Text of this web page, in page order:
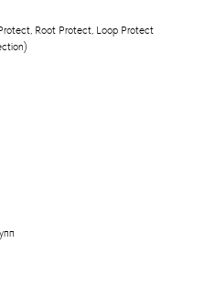
Root Protect, Loop Protect